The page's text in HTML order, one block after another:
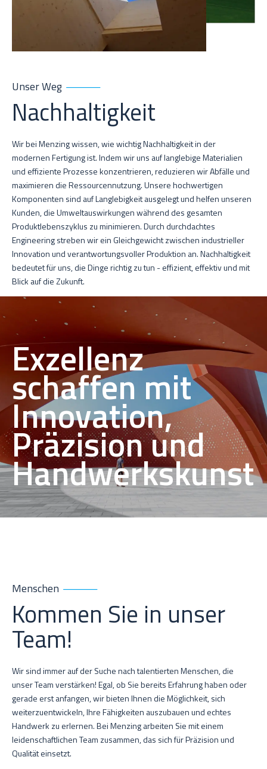
Unser Weg
Nachhaltigkeit
Wir bei Menzing wissen, wie wichtig Nachhaltigkeit in der
modernen Fertigung ist. Indem wir uns auf langlebige Materialien
und effiziente Prozesse konzentrieren, reduzieren wir Abfälle und
maximieren die Ressourcennutzung. Unsere hochwertigen
Komponenten sind auf Langlebigkeit ausgelegt und helfen unseren
Kunden, die Umweltauswirkungen während des gesamten
Produktlebenszyklus zu minimieren. Durch durchdachtes
Engineering streben wir ein Gleichgewicht zwischen industrieller
Innovation und verantwortungsvoller Produktion an. Nachhaltigkeit
bedeutet für uns, die Dinge richtig zu tun - effizient, effektiv und mit
Blick auf die Zukunft.
Exzellenz
schaffen mit
Innovation,
Präzision und
Handwerkskunst
Menschen
Kommen Sie in unser
Team!
Wir sind immer auf der Suche nach talentierten Menschen, die
unser Team verstärken! Egal, ob Sie bereits Erfahrung haben oder
gerade erst anfangen, wir bieten Ihnen die Möglichkeit, sich
weiterzuentwickeln, Ihre Fähigkeiten auszubauen und echtes
Handwerk zu erlernen. Bei Menzing arbeiten Sie mit einem
leidenschaftlichen Team zusammen, das sich für Präzision und
Qualität einsetzt.